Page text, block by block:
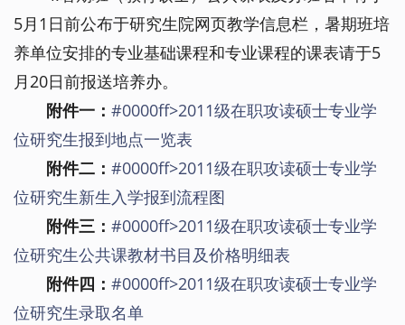
5月1日前公布于研究生院网页教学信息栏，暑期班培
养单位安排的专业基础课程和专业课程的课表请于5
月20日前报送培养办。
附件一： #0000ff>2011级在职攻读硕士专业学
位研究生报到地点一览表
附件二： #0000ff>2011级在职攻读硕士专业学
位研究生新生入学报到流程图
附件三： #0000ff>2011级在职攻读硕士专业学
位研究生公共课教材书目及价格明细表
附件四： #0000ff>2011级在职攻读硕士专业学
位研究生录取名单